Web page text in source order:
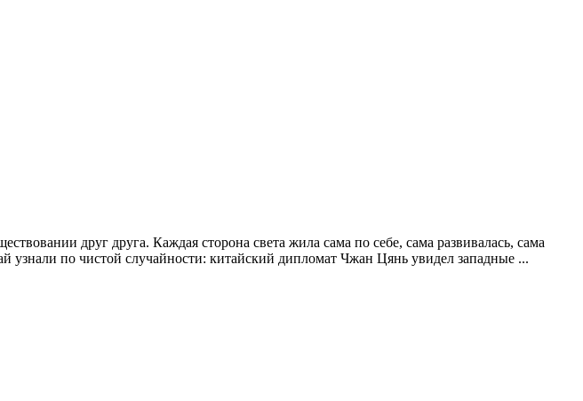
друг друга. Каждая сторона света жила сама по себе, сама развивалась, сама
узнали по чистой случайности: китайский дипломат Чжан Цянь увидел западные ...